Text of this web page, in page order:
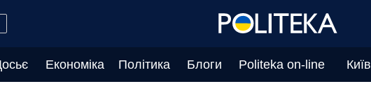
Економіка Політика Блоги Politeka on-line Київ